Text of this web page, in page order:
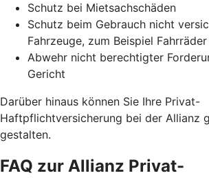
Schutz bei Mietsachschäden
Schutz beim Gebrauch nicht
Fahrzeuge, zum Beispiel
Abwehr nicht berechtigter
Gericht
Darüber hinaus können Sie Ihre Privat-
Haftpflichtversicherung bei der Allianz
gestalten.
FAQ zur Allianz Privat-